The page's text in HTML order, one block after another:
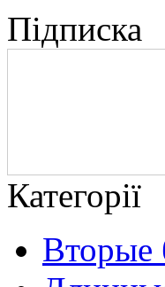
Підписка
Категорії
Вторые